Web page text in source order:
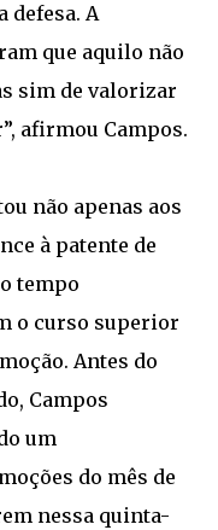
defesa. A
que aquilo não
sim de valorizar
afirmou Campos.
não apenas aos
à patente de
tempo
o curso superior
Antes do
Campos
um
do mês de
nessa quinta-